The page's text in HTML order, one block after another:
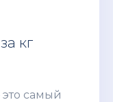
кг
это самый